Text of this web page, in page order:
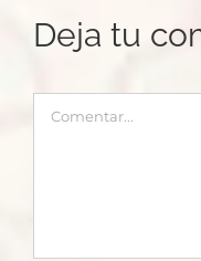
Deja tu
Comentar